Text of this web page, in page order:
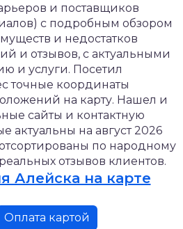
и поставщиков
с подробным обзором
и недостатков
и отзывов, с актуальными
и услуги. Посетил
точные координаты
на карту. Нашел и
сайты и контактную
на август 2026
по народному
отзывов клиентов.
Алейска на карте
Оплата картой